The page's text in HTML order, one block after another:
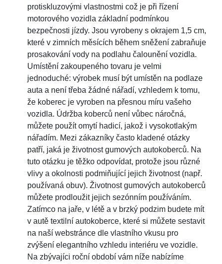
protiskluzovými vlastnostmi což je při řízení
motorového vozidla základní podmínkou
bezpečnosti jízdy. Jsou vyrobeny s okrajem 1,5 cm,
které v zimních měsících během sněžení zabraňuje
prosakování vody na podlahu čalounění vozidla.
Umístění zakoupeného tovaru je velmi
jednoduché: výrobek musí být umístěn na podlaze
auta a není třeba žádné nářadí, vzhledem k tomu,
že koberec je vyroben na přesnou míru vašeho
vozidla. Údržba koberců není vůbec náročná,
můžete použít omytí hadicí, jakož i vysokotlakým
nářadím. Mezi zákazníky často kladené otázky
patří, jaká je životnost gumových autokoberců. Na
tuto otázku je těžko odpovídat, protože jsou různé
vlivy a okolnosti podmiňující jejich životnost (např.
používaná obuv). Životnost gumových autokoberců
můžete prodloužit jejich sezónním používáním.
Zatímco na jaře, v létě a v brzký podzim budete mít
v autě textilní autokoberce, které si můžete sestavit
na naší webstránce dle vlastního vkusu pro
zvýšení elegantního vzhledu interiéru ve vozidle.
Na zbývajíci roční období vám níže nabízíme